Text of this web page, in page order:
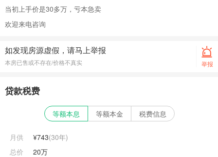
当初上手价是30多万，亏本急卖
欢迎来电咨询
举报
如发现房源虚假，请马上举报
本房已售或不存在/价格不真实
贷款税费
等额本息 等额本金 税费信息
月供 ¥743(30年)
总价
20万